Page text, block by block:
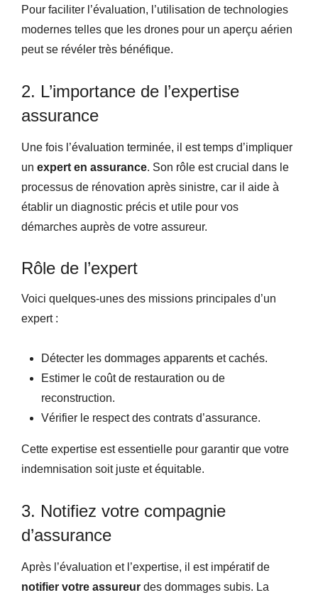
Pour faciliter l’évaluation, l’utilisation de technologies
modernes telles que les drones pour un aperçu aérien
peut se révéler très bénéfique.
2. L’importance de l’expertise
assurance
Une fois l’évaluation terminée, il est temps d’impliquer
un expert en assurance. Son rôle est crucial dans le
processus de rénovation après sinistre, car il aide à
établir un diagnostic précis et utile pour vos
démarches auprès de votre assureur.
Rôle de l’expert
Voici quelques-unes des missions principales d’un
expert :
Détecter les dommages apparents et cachés.
Estimer le coût de restauration ou de
reconstruction.
Vérifier le respect des contrats d’assurance.
Cette expertise est essentielle pour garantir que votre
indemnisation soit juste et équitable.
3. Notifiez votre compagnie
d’assurance
Après l’évaluation et l’expertise, il est impératif de
notifier votre assureur des dommages subis. La